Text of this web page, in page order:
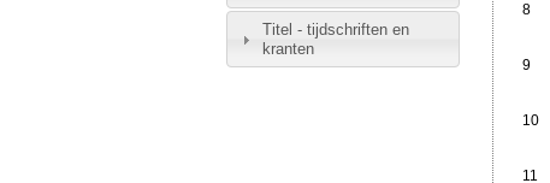
8
9
10
11
Titel - tijdschriften en
kranten